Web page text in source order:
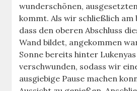
wunderschönen,
kommt. Als wir schließlich am
dass den oberen Abschluss
Wand bildet, angekommen
Sonne bereits hinter
verschwunden, sodass wir
ausgiebige Pause machen